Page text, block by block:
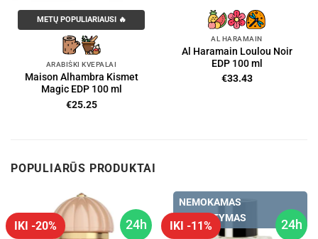
METŲ POPULIARIAUSI 🔥
ARABIŠKI KVEPALAI
Maison Alhambra Kismet
Magic EDP 100 ml
€25.25
AL HARAMAIN
Al Haramain Loulou Noir
EDP 100 ml
€33.43
POPULIARŪS PRODUKTAI
24h
IKI -20% 24h
IKI -11%
NEMOKAMAS
PRISTATYMAS